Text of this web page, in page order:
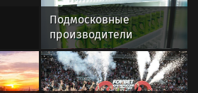
top
Подмосковные
производители
обеспечат напитками
участников выставки
«День поля»